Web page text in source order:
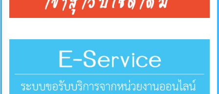
ดำเนิน
ป้องกัน